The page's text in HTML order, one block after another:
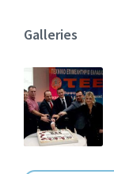
Galleries